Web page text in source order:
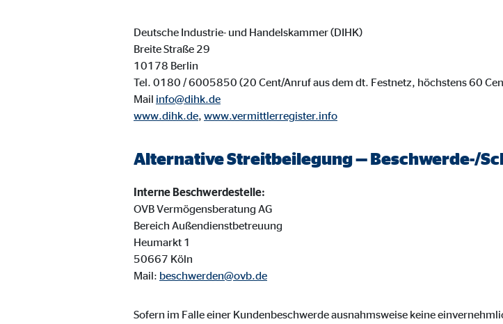
Deutsche Industrie- und Handelskammer (DIHK)
Breite Straße 29
10178 Berlin
Tel. 0180 / 6005850 (20 Cent/Anruf aus dem dt. Festnetz, höchstens 60
Mail info@dihk.de
www.dihk.de, www.vermittlerregister.info
Alternative Streitbeilegung — Beschwerde-/
Interne Beschwerdestelle:
OVB Vermögensberatung AG
Bereich Außendienstbetreuung
Heumarkt 1
50667 Köln
Mail: beschwerden@ovb.de
Sofern im Falle einer Kundenbeschwerde ausnahmsweise keine
Zweck: Erhebung von Statistiken zur Website-Nutzung
Marketing Cookies
Facebook Pixel | Empfänger: OVB, Facebook Ireland Ltd.
Anbieter:
Zweck: